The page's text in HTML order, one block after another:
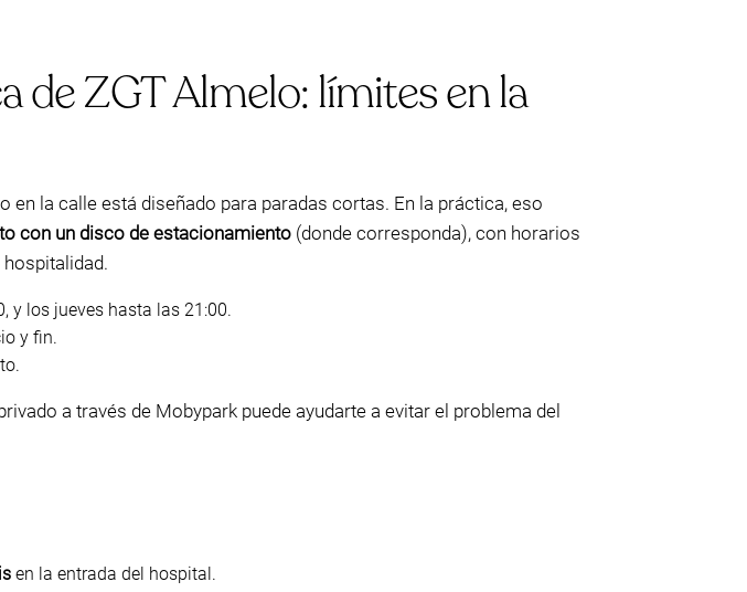
de ZGT Almelo: límites en la
la calle está diseñado para paradas cortas. En la práctica, eso
con un disco de estacionamiento (donde corresponda), con horarios
y los jueves hasta las 21:00.
y fin.
a través de Mobypark puede ayudarte a evitar el problema del
en la entrada del hospital.